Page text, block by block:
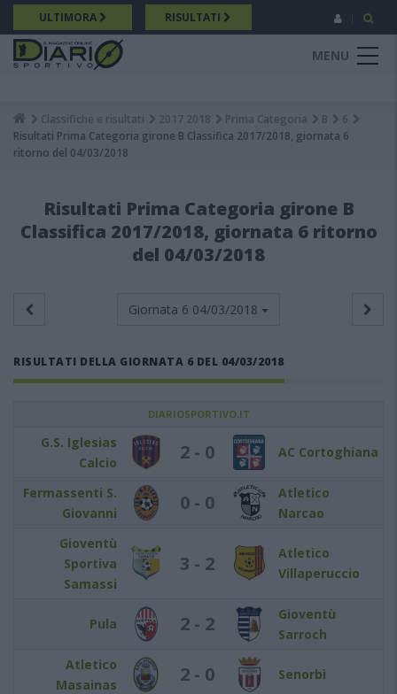
Salta
al
contenuto
principale
ULTIMORA RISULTATI
MENU
Breadcrumb
Classifiche e risultati 2017 2018 Prima Categoria B
6
Risultati Prima Categoria girone B Classifica 2017/2018, giornata 6
ritorno del 04/03/2018
Risultati Prima Categoria girone B
Classifica 2017/2018, giornata 6 ritorno
del 04/03/2018
Giornata 6 04/03/2018
RISULTATI DELLA GIORNATA 6 DEL 04/03/2018
DIARIOSPORTIVO.IT
G.S. Iglesias
Calcio
2 - 0 AC Cortoghiana
Fermassenti S.
Giovanni
0 - 0
Atletico
Narcao
Gioventù
Sportiva
Samassi
3 - 2
Atletico
Villaperuccio
Pula 2 - 2
Gioventù
Sarroch
Atletico
Masainas
2 - 0 Senorbì